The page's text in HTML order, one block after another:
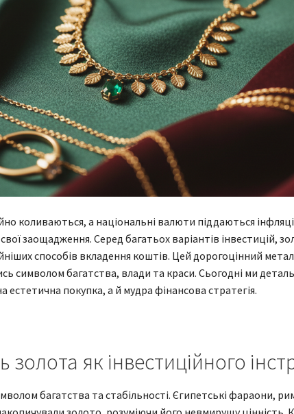
коливаються, а національні валюти піддаються
заощадження. Серед багатьох варіантів інвестицій,
способів вкладення коштів. Цей дорогоцінний
символом багатства, влади та краси. Сьогодні ми
естетична покупка, а й мудра фінансова стратегія.
золота як інвестиційного
багатства та стабільності. Єгипетські фараони,